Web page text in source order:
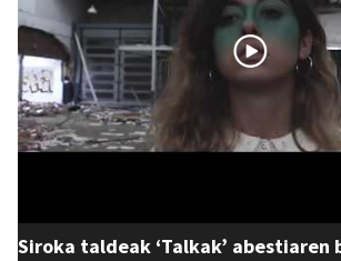
Siroka taldeak ‘Talkak’ abestiaren